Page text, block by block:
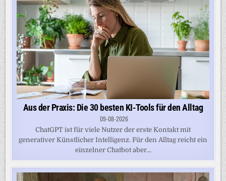
Aus der Praxis: Die 30 besten KI-Tools für den Alltag
09-08-2026
ChatGPT ist für viele Nutzer der erste Kontakt mit
generativer Künstlicher Intelligenz. Für den Alltag reicht ein
einzelner Chatbot aber...